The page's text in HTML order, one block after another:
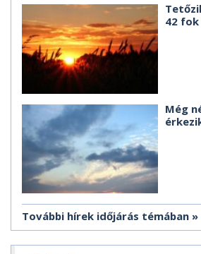
42
Még
További hírek időjárás témában